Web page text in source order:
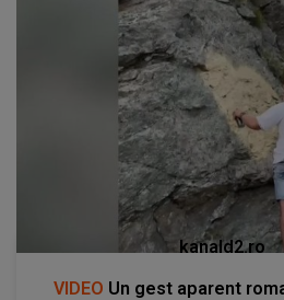
kanald2.ro
VIDEO Un gest aparent